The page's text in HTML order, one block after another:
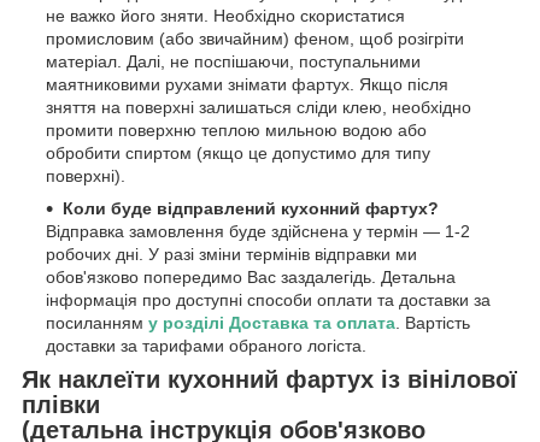
не важко його зняти. Необхідно скористатися
промисловим (або звичайним) феном, щоб розігріти
матеріал. Далі, не поспішаючи, поступальними
маятниковими рухами знімати фартух. Якщо після
зняття на поверхні залишаться сліди клею, необхідно
промити поверхню теплою мильною водою або
обробити спиртом (якщо це допустимо для типу
поверхні).
Коли буде відправлений кухонний фартух?
Відправка замовлення буде здійснена у термін — 1-2
робочих дні. У разі зміни термінів відправки ми
обов'язково попередимо Вас заздалегідь. Детальна
інформація про доступні способи оплати та доставки за
посиланням у розділі Доставка та оплата . Вартість
доставки за тарифами обраного логіста.
Як наклеїти кухонний фартух із вінілової
плівки
(детальна інструкція обов'язково